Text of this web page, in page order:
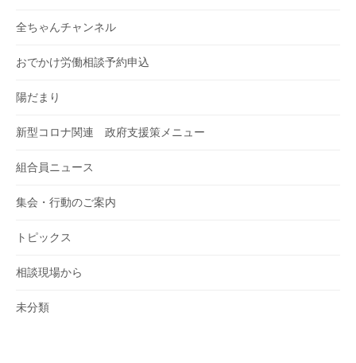
全ちゃんチャンネル
おでかけ労働相談予約申込
陽だまり
新型コロナ関連 政府支援策メニュー
組合員ニュース
集会・行動のご案内
トピックス
相談現場から
未分類